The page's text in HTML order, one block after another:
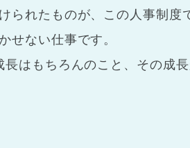
られたものが、この人事制度
せない仕事です。
はもちろんのこと、その成長